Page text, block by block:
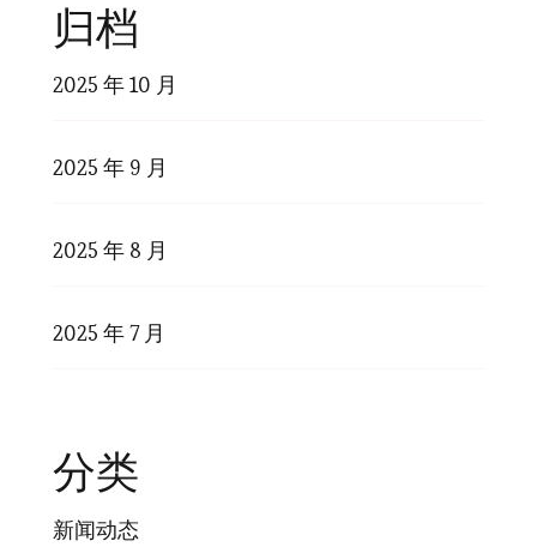
归档
2025 年 10 月
2025 年 9 月
2025 年 8 月
2025 年 7 月
分类
新闻动态